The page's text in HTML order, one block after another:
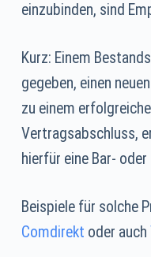
einzubinden, sind
Kurz: Einem
gegeben, einen
zu einem
Vertragsabschluss,
hierfür eine Bar-
Beispiele für solche
Comdirekt oder auch